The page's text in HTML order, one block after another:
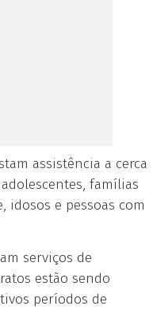
assistência a cerca
famílias
idosos e pessoas com
serviços de
estão sendo
períodos de